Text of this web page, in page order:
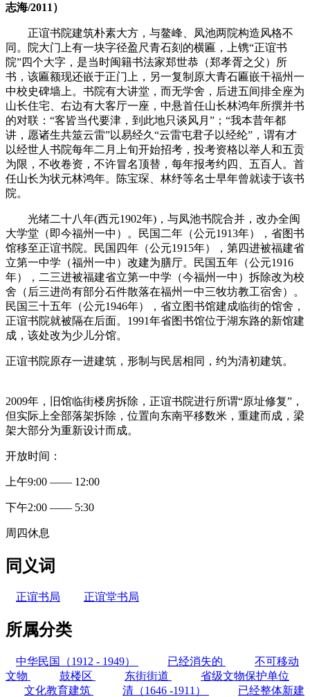
志海/2011）
正谊书院建筑朴素大方，与鳌峰、凤池两院构造风格不
同。院大门上有一块字径盈尺青石刻的横匾，上镌“正谊书
院”四个大字，是当时闽籍书法家郑世恭（郑孝胥之父）所
书，该匾额现还嵌于正门上，另一复制原大青石匾嵌干福州一
中校史碑墙上。书院有大讲堂，而无学舍，后进五间排全座为
山长住宅、右边有大客厅一座，中悬首任山长林鸿年所撰并书
的对联：“客皆当代要津，到此地只谈风月”；“我本昔年都
讲，愿诸生共筮云雷”以易经久“云雷屯君子以经纶”，谓有才
以经世人书院每年二月上旬开始招考，投考资格以举人和五贡
为限，不收卷资，不许冒名顶替，每年报考约四、五百人。首
任山长为状元林鸿年。陈宝琛、林纾等名士早年曾就读于该书
院。
光绪二十八年(西元1902年)，与凤池书院合并，改办全闽
大学堂（即今福州一中）。民国二年（公元1913年），省图书
馆移至正谊书院。民国四年（公元1915年），第四进被福建省
立第一中学（福州一中）改建为膳厅。民国五年（公元1916
年），二三进被福建省立第一中学（今福州一中）拆除改为校
舍（后三进尚有部分石件散落在福州一中三牧坊教工宿舍）。
民国三十五年（公元1946年），省立图书馆建成临街的馆舍，
正谊书院就被隔在后面。1991年省图书馆位于湖东路的新馆建
成，该处改为少儿分馆。
正谊书院原存一进建筑，形制与民居相同，约为清初建筑。
2009年，旧馆临街楼房拆除，正谊书院进行所谓“原址修复”，
但实际上全部落架拆除，位置向东南平移数米，重建而成，梁
架大部分为重新设计而成。
开放时间：
上午9:00 —— 12:00
下午2:00 —— 5:30
周四休息
同义词
正谊书局 正谊堂书局
所属分类
中华民国（1912 - 1949） 已经消失的
不可移动
文物
鼓楼区 东街街道
省级文物保护单位
文化教育建筑
清（1646 -1911） 已经整体新建